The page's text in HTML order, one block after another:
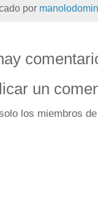
por
un
los miembros